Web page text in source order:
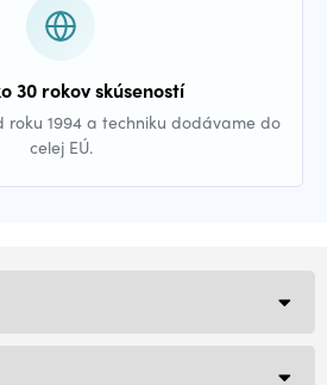
30 rokov skúseností
roku 1994 a techniku dodávame do
celej EÚ.